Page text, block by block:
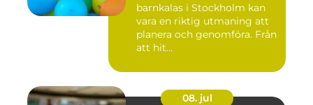
barnkalas i Stockholm kan
vara en riktig utmaning att
planera och genomföra. Från
att hit...
08. jul